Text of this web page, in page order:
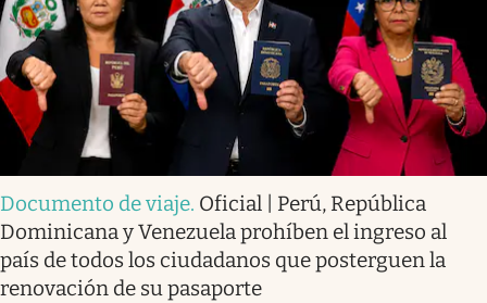
Documento de viaje. Oficial | Perú, República
Dominicana y Venezuela prohíben el ingreso al
país de todos los ciudadanos que posterguen la
renovación de su pasaporte